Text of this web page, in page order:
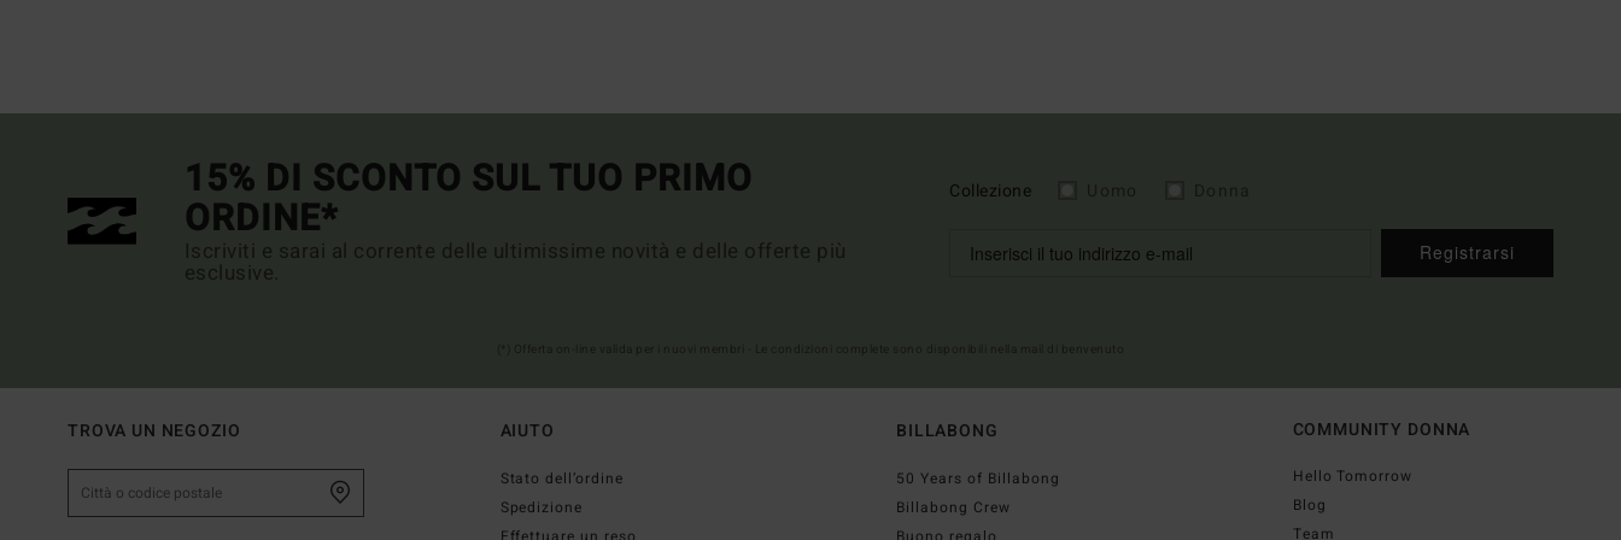
15% DI SCONTO SUL TUO PRIMO
ORDINE*
Iscriviti e sarai al corrente delle ultimissime novità e delle offerte più
esclusive.
Collezione
Registrarsi
TROVA UN NEGOZIO AIUTO
Stato dell’ordine
Spedizione
BILLABONG
50 Years of Billabong
Billabong Crew
COMMUNITY DONNA
Hello Tomorrow
Blog
Team